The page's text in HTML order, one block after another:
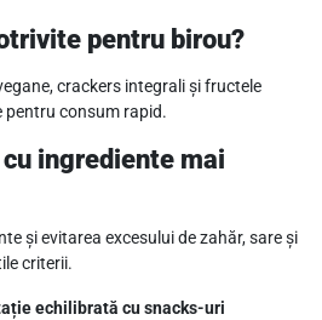
pentru birou?
crackers integrali și fructele
consum rapid.
ingrediente mai
și evitarea excesului de zahăr, sare și
criterii.
echilibrată cu snacks-uri